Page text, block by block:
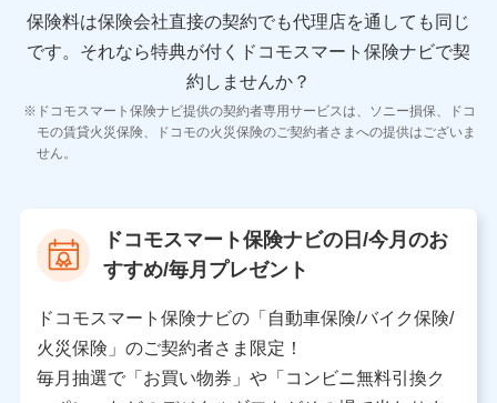
11.マイカー通勤管理クラウド並びに法人向けASPサー
ビスに関してのお問い合わせ情報
各種お問い合わせに対応するため
当社のサービスに関する情報提供や、皆様に有用なお知らせ
をお送りするため
当社の対応品質向上やお問い合わせ内容の正確な把握のため
個人情報保護管理者の職名、連絡先
〒103-0013 東京都中央区日本橋人形町2-14-10 アー
バンネット日本橋ビル 3F
株式会社ドコモ・インシュアランス
保険料は保険会社直接の契約でも代理店を通しても同じ
です。 それなら特典が付くドコモスマート保険ナビで契
約しませんか？
ドコモスマート保険ナビ提供の契約者専用サービスは、ソニー損保、ドコ
モの賃貸火災保険、ドコモの火災保険のご契約者さまへの提供はございま
せん。
ドコモスマート保険ナビの日/今月のお
すすめ/毎月プレゼント
ドコモスマート保険ナビの「自動車保険/バイク保険/
火災保険」のご契約者さま限定！
毎月抽選で「お買い物券」や「コンビニ無料引換ク